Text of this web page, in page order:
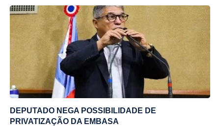
DEPUTADO NEGA POSSIBILIDADE DE
PRIVATIZAÇÃO DA EMBASA